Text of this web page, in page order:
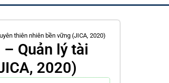
thiên nhiên bền vững (JICA, 2020)
Quản lý tài
2020)